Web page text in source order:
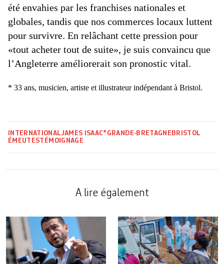
été envahies par les franchises nationales et
globales, tandis que nos commerces locaux luttent
pour survivre. En relâchant cette pression pour
«tout acheter tout de suite», je suis convaincu que
l’Angleterre améliorerait son pronostic vital.
* 33 ans, musicien, artiste et illustrateur indépendant à Bristol.
INTERNATIONALJAMES ISAAC* GRANDE-BRETAGNE BRISTOL
ÉMEUTESTÉMOIGNAGE
A lire également